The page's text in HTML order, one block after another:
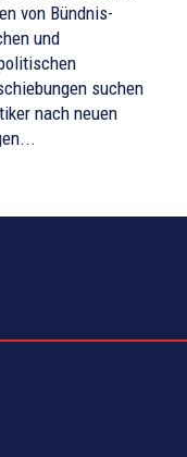
von Bündnis-
und
suchen
nach neuen